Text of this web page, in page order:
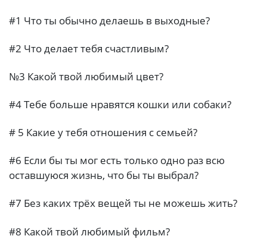
#1 Что ты обычно делаешь в выходные?
#2 Что делает тебя счастливым?
№3 Какой твой любимый цвет?
#4 Тебе больше нравятся кошки или собаки?
# 5 Какие у тебя отношения с семьей?
#6 Если бы ты мог есть только одно раз всю
оставшуюся жизнь, что бы ты выбрал?
#7 Без каких трёх вещей ты не можешь жить?
#8 Какой твой любимый фильм?